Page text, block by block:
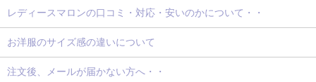
レディースマロンの口コミ・対応・安いのかについて・・
お洋服のサイズ感の違いについて
注文後、メールが届かない方へ・・